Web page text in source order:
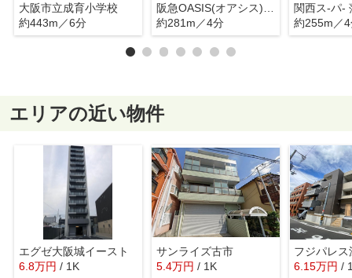
大阪市立成育小学校
約443m／6分
約281m／4分
関西ス-パ-
約255m／
エリアの近い物件
エグゼ大阪城イースト
6.8万円 / 1K
サンライズ古市
5.4万円 / 1K 6.15万円 /